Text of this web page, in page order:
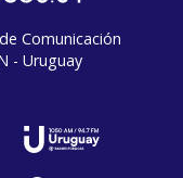
Comunicación
- Uruguay